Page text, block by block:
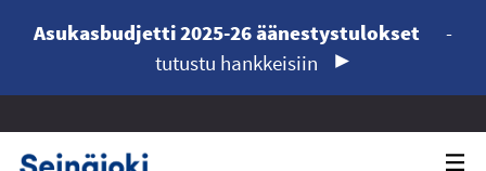
Asukasbudjetti 2025-26 äänestystulokset
-
tutustu hankkeisiin